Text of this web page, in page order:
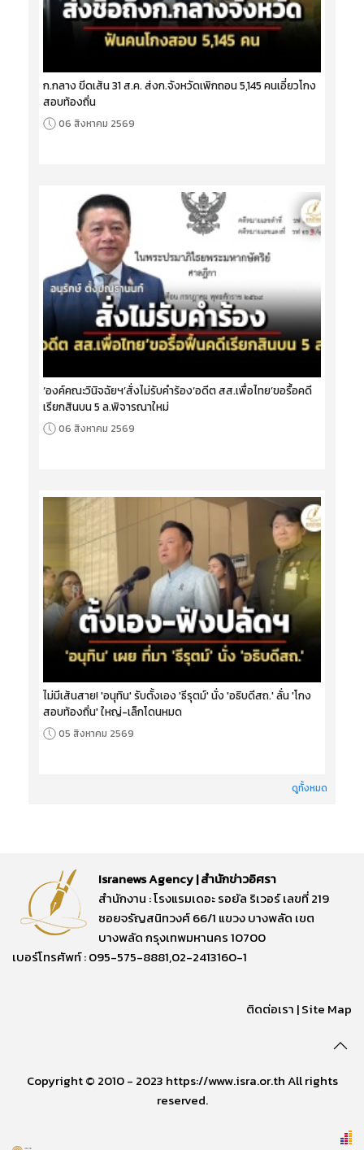
ก.กลาง ขีดเส้น 31 ส.ค. ส่งก.จังหวัดเพิกถอน 5,145 คนเอี่ยวโกง
สอบท้องถิ่น
06 สิงหาคม 2569
‘องค์คณะวินิจฉัยฯ’สั่งไม่รับคำร้อง‘อดีต สส.เพื่อไทย’ขอรื้อคดี
เรียกสินบน 5 ล.พิจารณาใหม่
06 สิงหาคม 2569
ไม่มีเส้นสาย! 'อนุทิน' รับตั้งเอง 'ธีรุตม์' นั่ง 'อธิบดีสถ.' ลั่น 'โกง
สอบท้องถิ่น' ใหญ่-เล็กโดนหมด
05 สิงหาคม 2569
ดูทั้งหมด
Isranews Agency | สำนักข่าวอิศรา
สำนักงาน : โรงแรมเดอะ รอยัล ริเวอร์ เลขที่ 219
ซอยจรัญสนิทวงศ์ 66/1 แขวง บางพลัด เขต
บางพลัด กรุงเทพมหานคร 10700
เบอร์โทรศัพท์ : 095-575-8881,02-2413160-1
ติดต่อเรา |Site Map
Copyright © 2010 - 2023 https://www.isra.or.th All rights
reserved.